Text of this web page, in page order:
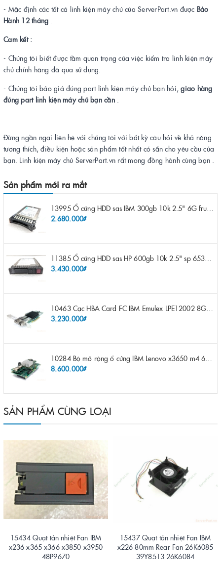
- Mặc định các tất cả linh kiện máy chủ của ServerPart.vn được Bảo
Hành 12 tháng
Cam kết :
- Chúng tôi biết được tầm quan trọng của việc kiểm tra linh kiện máy
chủ chính hãng đã qua sử dụng.
- Chúng tôi báo giá đúng part linh kiện máy chủ bạn hỏi,giao hàng
đúng part linh kiện máy chủ bạn cần.
Đừng ngần ngại liên hệ với chúng tôi với bất kỳ câu hỏi về khả năng
tương thích, điều kiện hoặc sản phẩm tốt nhất có sẵn cho yêu cầu của
bạn. Linh kiện máy chủ ServerPart.vn rất mong đồng hành cùng bạn .
Sản phẩm mới ra mắt
2.680.000₫
3.430.000₫
3.230.000₫
8.600.000₫
SẢN PHẨM CÙNG LOẠI
15434 Quạt tản nhiệt Fan IBM
x236 x365 x366 x3850 x3950
48P9670
15437 Quạt tản nhiệt Fan IBM
x226 80mm Rear Fan 26K6085
39Y8513 26K6084